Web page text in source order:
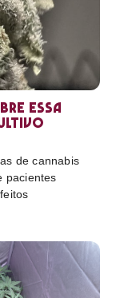
essa
de cannabis
pacientes